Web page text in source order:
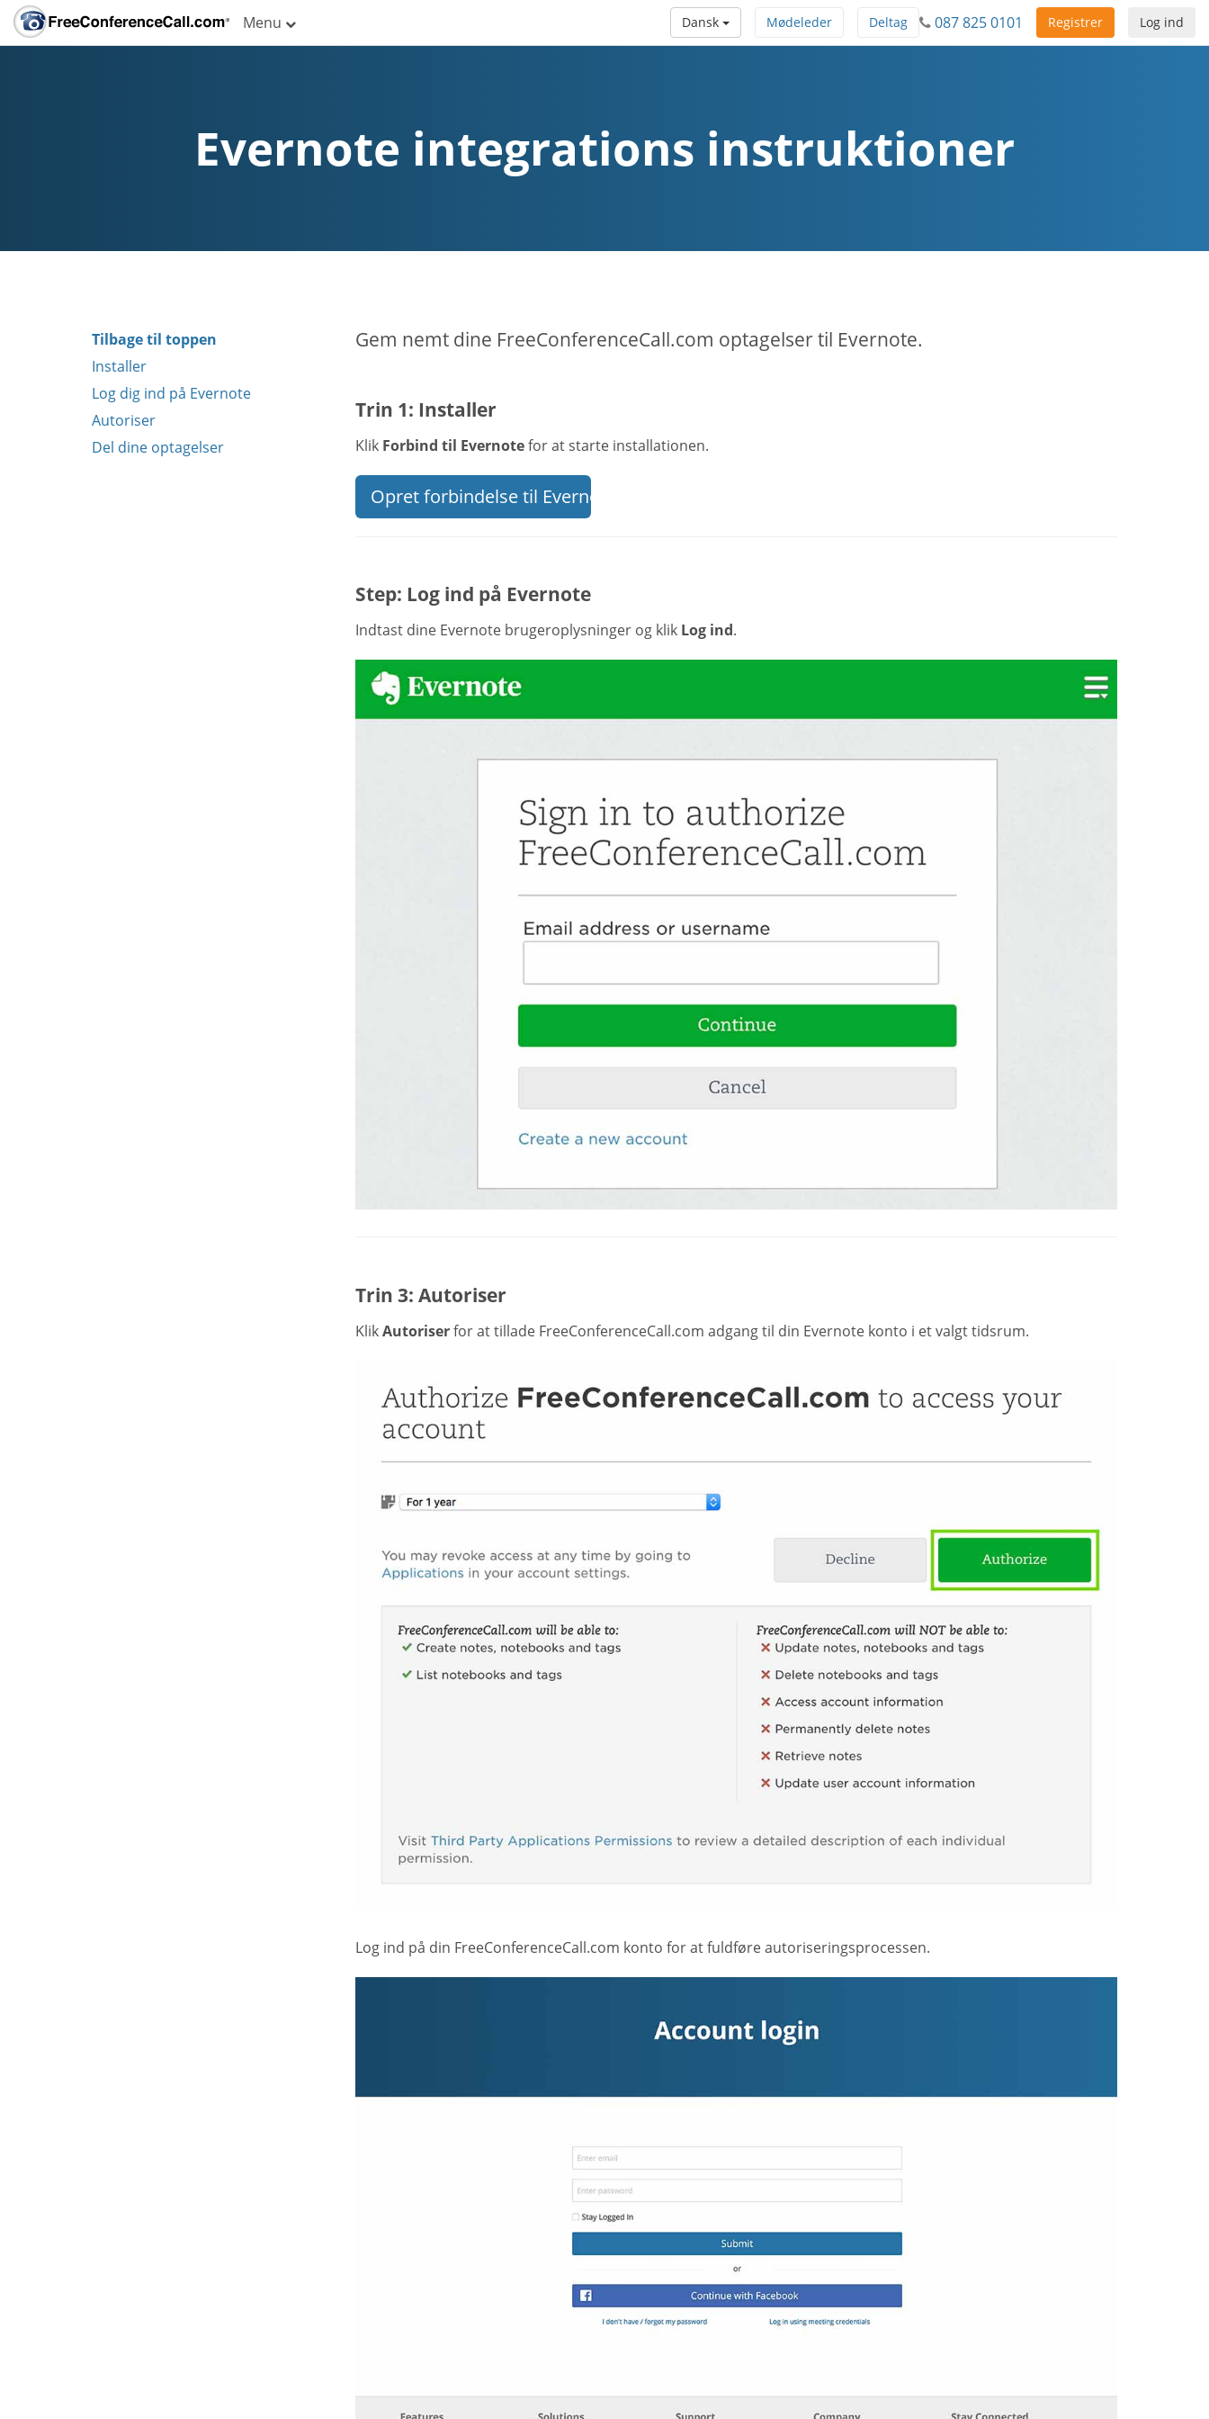
Menu Log ind
Registrer
087 825 0101
Deltag
Mødeleder
Dansk
Evernote integrations instruktioner
Tilbage til toppen
Installer
Log dig ind på Evernote
Autoriser
Del dine optagelser
Gem nemt dine FreeConferenceCall.com optagelser til Evernote.
Trin 1: Installer
Klik Forbind til Evernotefor at starte installationen.
Opret forbindelse til Evernote
Step: Log ind på Evernote
Indtast dine Evernote brugeroplysninger og klik Log ind.
Trin 3: Autoriser
KlikAutoriserfor at tillade FreeConferenceCall.com adgang til din Evernote konto i et valgt tidsrum.
Log ind på din FreeConferenceCall.com konto for at fuldføre autoriseringsprocessen.